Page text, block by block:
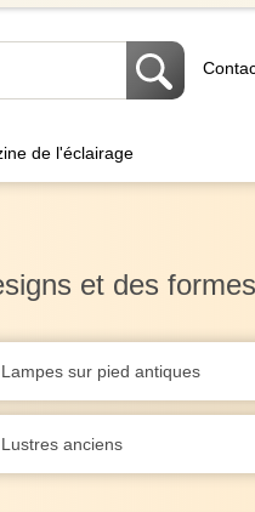
de l'éclairage
et des
Lampes sur pied antiques
Lustres anciens